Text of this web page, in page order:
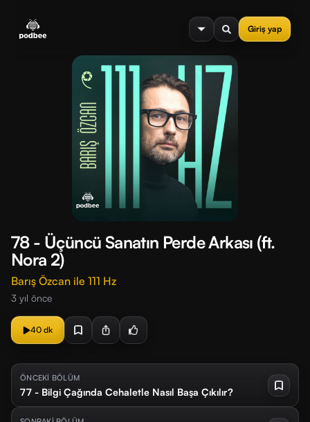
Giriş yap
menu
78 - Üçüncü Sanatın Perde Arkası (ft.
Nora 2)
Barış Özcan ile 111 Hz
3 yıl önce
40 dk
ÖNCEKİ BÖLÜM
77 - Bilgi Çağında Cehaletle Nasıl Başa Çıkılır?